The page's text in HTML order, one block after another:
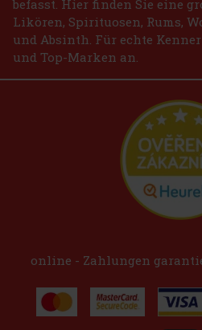
befasst. Hier finden Sie eine
Likören, Spirituosen, Rums,
und Absinth. Für echte
und Top-Marken an.
online - Zahlungen